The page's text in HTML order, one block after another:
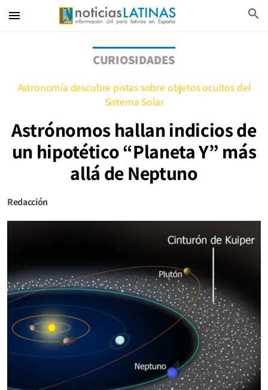
menu search
CURIOSIDADES
Astronomía descubre pistas sobre objetos ocultos del
Sistema Solar
Astrónomos hallan indicios de
un hipotético “Planeta Y” más
allá de Neptuno
Redacción